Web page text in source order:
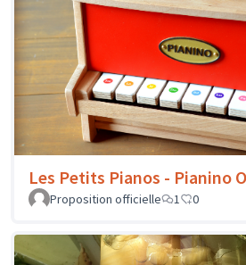
Les Petits Pianos - Pianino
Proposition officielle 1 0